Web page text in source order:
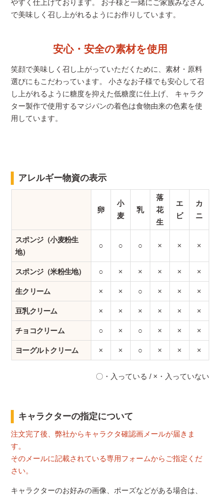
やすく仕上げております。 お子様と一緒にご家族みなさん
で美味しく召し上がれるようにお作りしています。
安心・安全の素材を使用
笑顔で美味しく召し上がっていただくために、素材・原料
選びにもこだわっています。 小さなお子様でも安心して召
し上がれるように糖度を抑えた低糖度に仕上げ、 キャラク
ター製作で使用するマジパンの着色は食物由来の色素を使
用しています。
アレルギー物資の表示
卵
小
麦
乳
落
花
生
エ
ビ
カ
ニ
スポンジ（小麦粉生
地）
○ ○ ○ × × ×
スポンジ（米粉生地） ○ × × × × ×
生クリーム × × ○ × × ×
豆乳クリーム × × × × × ×
チョコクリーム ○ × ○ × × ×
ヨーグルトクリーム × × ○ × × ×
〇・入っている / ×・入っていない
キャラクターの指定について
注文完了後、弊社からキャラクタ確認画メールが届きま
す。
そのメールに記載されている専用フォームからご指定くだ
さい。
キャラクターのお好みの画像、ポーズなどがある場合は、